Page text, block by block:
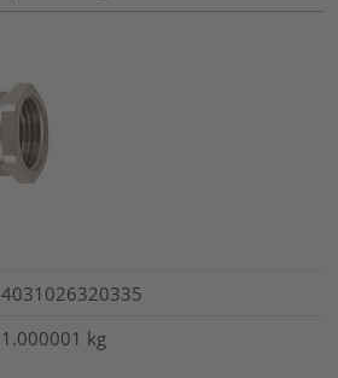
4031026320335
1.000001 kg